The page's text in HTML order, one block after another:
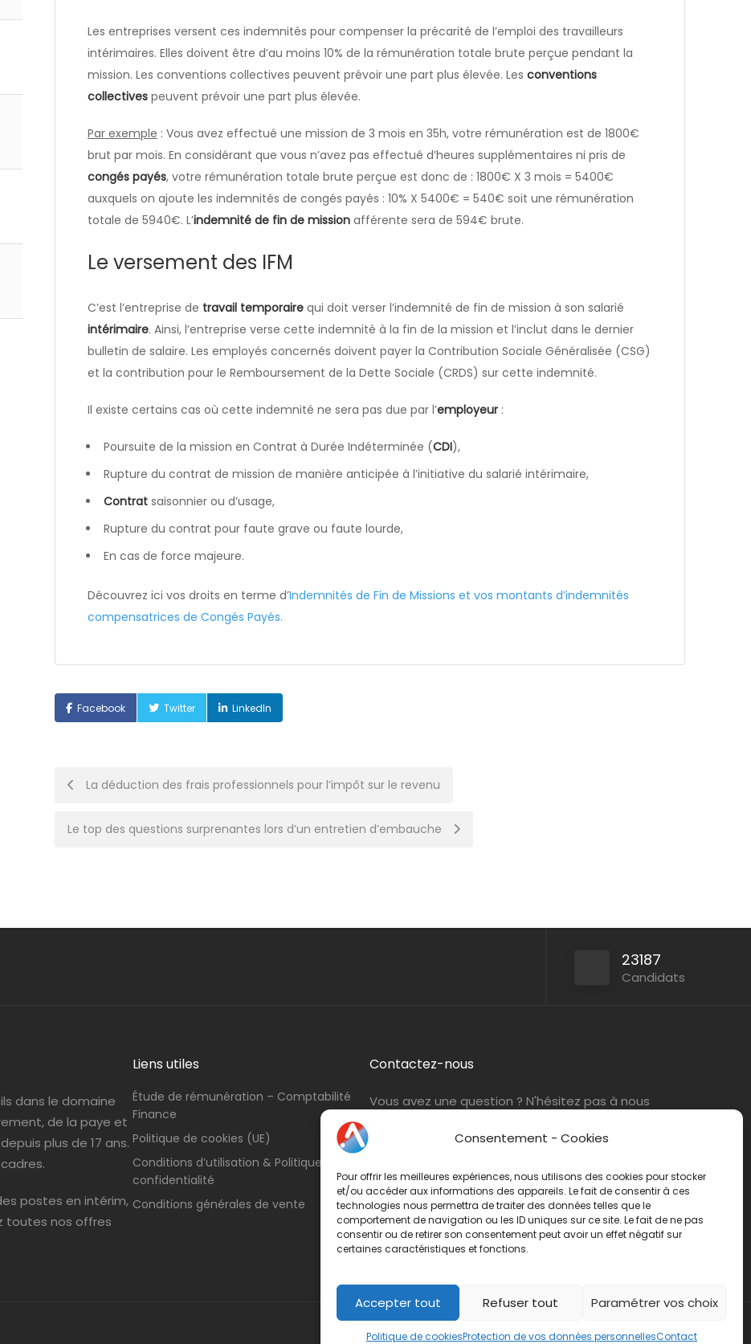
Consentement - Cookies
Pour offrir les meilleures expériences, nous utilisons des cookies pour stocker
et/ou accéder aux informations des appareils. Le fait de consentir à ces
technologies nous permettra de traiter des données telles que le
comportement de navigation ou les ID uniques sur ce site. Le fait de ne pas
consentir ou de retirer son consentement peut avoir un effet négatif sur
certaines caractéristiques et fonctions.
Accepter tout Refuser tout Paramétrer vos choix
Politique de cookiesProtection de vos données personnellesContact
Les entreprises versent ces indemnités pour compenser la précarité de l’emploi des travailleurs
intérimaires. Elles doivent être d’au moins 10% de la rémunération totale brute perçue pendant la
mission. Les conventions collectives peuvent prévoir une part plus élevée. Les conventions
collectives peuvent prévoir une part plus élevée.
Par exemple : Vous avez effectué une mission de 3 mois en 35h, votre rémunération est de 1800€
brut par mois. En considérant que vous n’avez pas effectué d’heures supplémentaires ni pris de
congés payés, votre rémunération totale brute perçue est donc de : 1800€ X 3 mois = 5400€
auxquels on ajoute les indemnités de congés payés : 10% X 5400€ = 540€ soit une rémunération
totale de 5940€. L’indemnité de fin de mission afférente sera de 594€ brute.
Le versement des IFM
C’est l’entreprise de travail temporaire qui doit verser l’indemnité de fin de mission à son salarié
intérimaire. Ainsi, l’entreprise verse cette indemnité à la fin de la mission et l’inclut dans le dernier
bulletin de salaire. Les employés concernés doivent payer la Contribution Sociale Généralisée (CSG)
et la contribution pour le Remboursement de la Dette Sociale (CRDS) sur cette indemnité.
Il existe certains cas où cette indemnité ne sera pas due par l’employeur :
Poursuite de la mission en Contrat à Durée Indéterminée (CDI),
Rupture du contrat de mission de manière anticipée à l’initiative du salarié intérimaire,
Contrat saisonnier ou d’usage,
Rupture du contrat pour faute grave ou faute lourde,
En cas de force majeure.
Découvrez ici vos droits en terme d’Indemnités de Fin de Missions et vos montants d’indemnités
compensatrices de Congés Payés.
Facebook Twitter LinkedIn
Post
navigation
La déduction des frais professionnels pour l’impôt sur le revenu
Le top des questions surprenantes lors d’un entretien d’embauche
23187
Candidats
dans le domaine
de la paye et
plus de 17 ans.
postes en intérim,
toutes nos offres
Liens utiles
Étude de rémunération – Comptabilité
Finance
Politique de cookies (UE)
Conditions d’utilisation & Politique de
confidentialité
Conditions générales de vente
Contactez-nous
Vous avez une question ? N'hésitez pas à nous